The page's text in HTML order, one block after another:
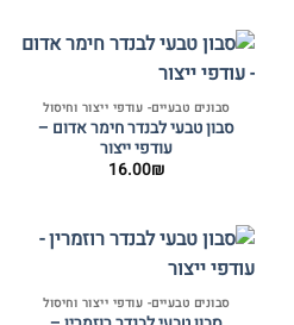
סבונים טבעיים- עודפי ייצור וחיסול
סבון טבעי לבנדר חימר אדום –
עודפי ייצור
16.00₪
סבונים טבעיים- עודפי ייצור וחיסול